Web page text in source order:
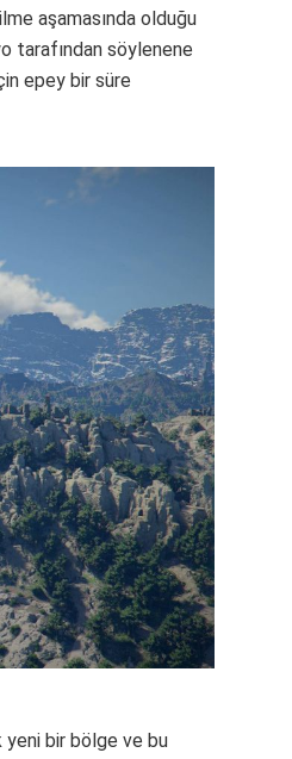
aşamasında olduğu
tarafından söylenene
epey bir süre
yeni bir bölge ve bu